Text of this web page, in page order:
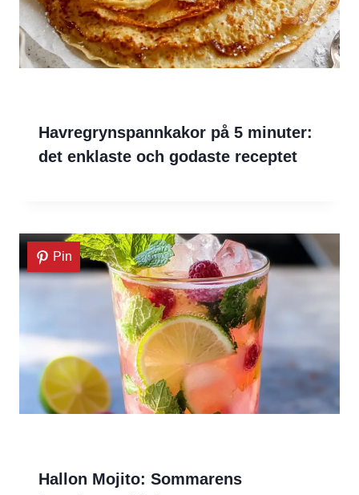
Havregrynspannkakor på 5 minuter:
det enklaste och godaste receptet
Pin
Hallon Mojito: Sommarens